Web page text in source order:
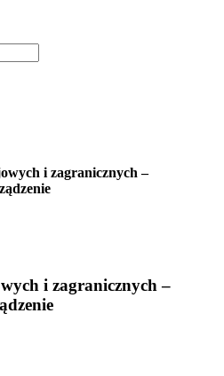
i zagranicznych –
i zagranicznych –